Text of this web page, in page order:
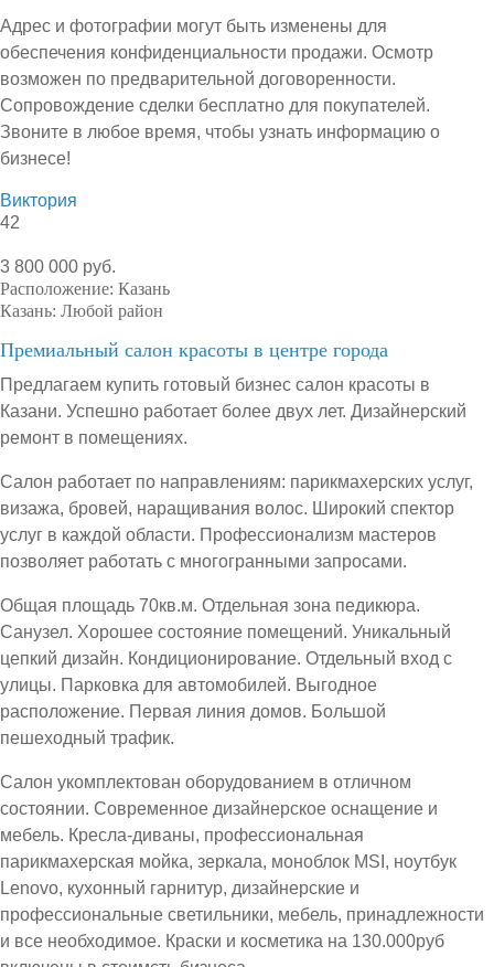
Адрес и фотографии могут быть изменены для
обеспечения конфиденциальности продажи. Осмотр
возможен по предварительной договоренности.
Сопровождение сделки бесплатно для покупателей.
Звоните в любое время, чтобы узнать информацию о
бизнесе!
Виктория
42
3 800 000 руб.
Расположение: Казань
Казань: Любой район
Премиальный салон красоты в центре города
Предлагаем купить готовый бизнес салон красоты в
Казани. Успешно работает более двух лет. Дизайнерский
ремонт в помещениях.
Салон работает по направлениям: парикмахерских услуг,
визажа, бровей, наращивания волос. Широкий спектор
услуг в каждой области. Профессионализм мастеров
позволяет работать с многогранными запросами.
Общая площадь 70кв.м. Отдельная зона педикюра.
Санузел. Хорошее состояние помещений. Уникальный
цепкий дизайн. Кондиционирование. Отдельный вход с
улицы. Парковка для автомобилей. Выгодное
расположение. Первая линия домов. Большой
пешеходный трафик.
Салон укомплектован оборудованием в отличном
состоянии. Современное дизайнерское оснащение и
мебель. Кресла-диваны, профессиональная
парикмахерская мойка, зеркала, моноблок MSI, ноутбук
Lenovo, кухонный гарнитур, дизайнерские и
профессиональные светильники, мебель, принадлежности
и все необходимое. Краски и косметика на 130.000руб